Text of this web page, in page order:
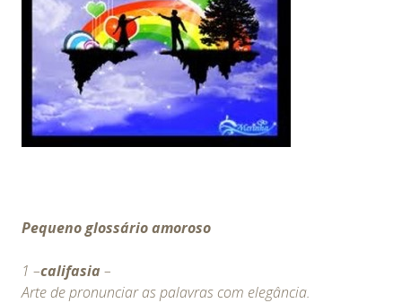
Pequeno glossário amoroso
1 –califasia –
Arte de pronunciar as palavras com elegância.